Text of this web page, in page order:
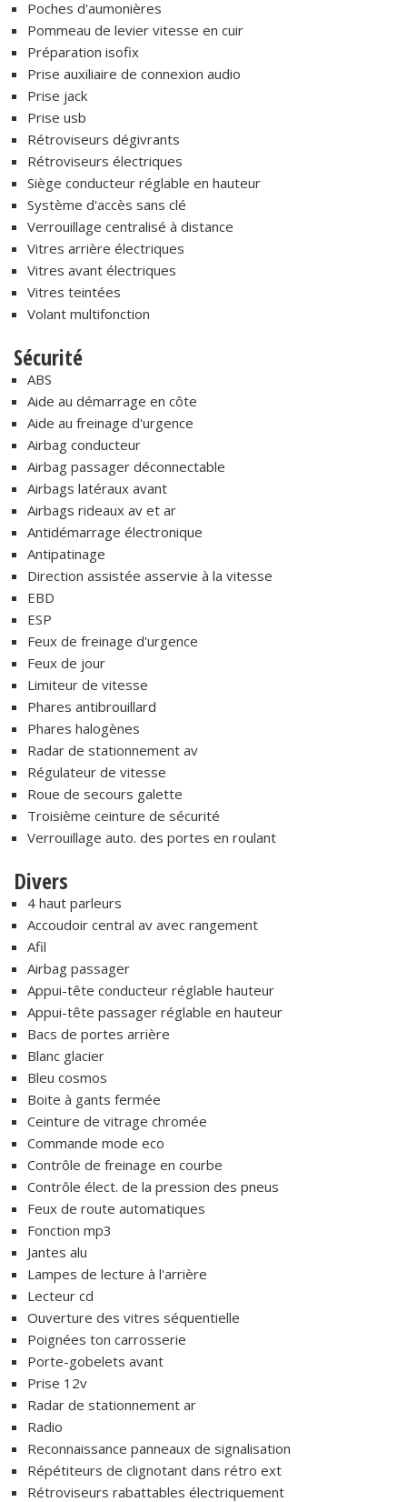
Poches d'aumonières
Pommeau de levier vitesse en cuir
Préparation isofix
Prise auxiliaire de connexion audio
Prise jack
Prise usb
Rétroviseurs dégivrants
Rétroviseurs électriques
Siège conducteur réglable en hauteur
Système d'accès sans clé
Verrouillage centralisé à distance
Vitres arrière électriques
Vitres avant électriques
Vitres teintées
Volant multifonction
Sécurité
ABS
Aide au démarrage en côte
Aide au freinage d'urgence
Airbag conducteur
Airbag passager déconnectable
Airbags latéraux avant
Airbags rideaux av et ar
Antidémarrage électronique
Antipatinage
Direction assistée asservie à la vitesse
EBD
ESP
Feux de freinage d'urgence
Feux de jour
Limiteur de vitesse
Phares antibrouillard
Phares halogènes
Radar de stationnement av
Régulateur de vitesse
Roue de secours galette
Troisième ceinture de sécurité
Verrouillage auto. des portes en roulant
Divers
4 haut parleurs
Accoudoir central av avec rangement
Afil
Airbag passager
Appui-tête conducteur réglable hauteur
Appui-tête passager réglable en hauteur
Bacs de portes arrière
Blanc glacier
Bleu cosmos
Boite à gants fermée
Ceinture de vitrage chromée
Commande mode eco
Contrôle de freinage en courbe
Contrôle élect. de la pression des pneus
Feux de route automatiques
Fonction mp3
Jantes alu
Lampes de lecture à l'arrière
Lecteur cd
Ouverture des vitres séquentielle
Poignées ton carrosserie
Porte-gobelets avant
Prise 12v
Radar de stationnement ar
Radio
Reconnaissance panneaux de signalisation
Répétiteurs de clignotant dans rétro ext
Rétroviseurs rabattables électriquement